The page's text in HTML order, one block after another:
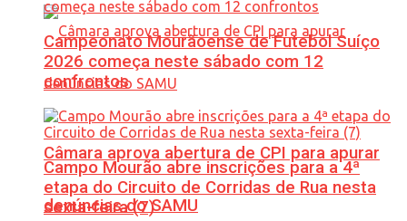
Câmara aprova abertura de CPI para apurar
denúncias do SAMU
Campeonato Mourãoense de Futebol Suíço
2026 começa neste sábado com 12
confrontos
Campo Mourão abre inscrições para a 4ª
etapa do Circuito de Corridas de Rua nesta
sexta-feira (7)